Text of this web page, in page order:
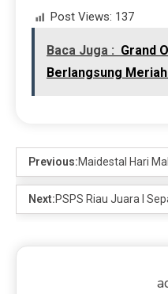
Post Views: 137
Baca Juga : Grand
Berlangsung
Previous:Maidestal Hari
Next:PSPS Riau Juara I